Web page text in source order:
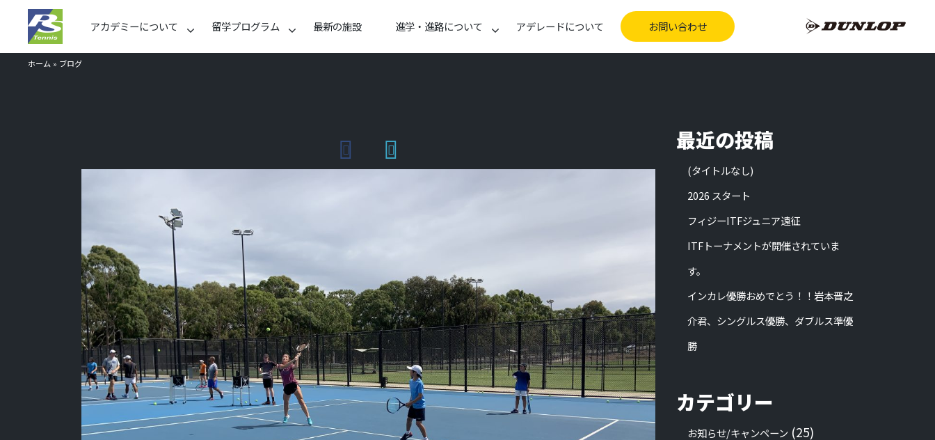
アカデミーについて 留学プログラム 最新の施設 進学・進路について アデレードについて お問い合わせ
ホーム » ブログ
最近の投稿
(タイトルなし)
2026 スタート
フィジーITFジュニア遠征
ITFトーナメントが開催されていま
す。
インカレ優勝おめでとう！！岩本晋之
介君、シングルス優勝、ダブルス準優
勝
カテゴリー
お知らせ/キャンペーン (25)